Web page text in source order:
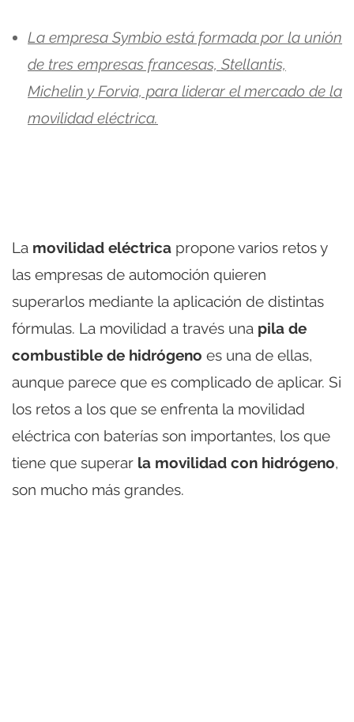
La empresa Symbio está formada por la unión
de tres empresas francesas, Stellantis,
Michelin y Forvia, para liderar el mercado de la
movilidad eléctrica.
La movilidad eléctrica propone varios retos y
las empresas de automoción quieren
superarlos mediante la aplicación de distintas
fórmulas. La movilidad a través una pila de
combustible de hidrógeno es una de ellas,
aunque parece que es complicado de aplicar. Si
los retos a los que se enfrenta la movilidad
eléctrica con baterías son importantes, los que
tiene que superar la movilidad con hidrógeno,
son mucho más grandes.